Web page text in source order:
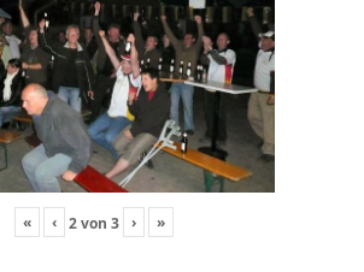
« ‹ 2von 3 › »